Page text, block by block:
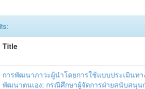
Title
การพัฒนาภาวะผู้นำโดยการใช้แบบประเมินท
พัฒนาตนเอง: กรณีศึกษาผู้จัดการฝ่ายสนับสนุ